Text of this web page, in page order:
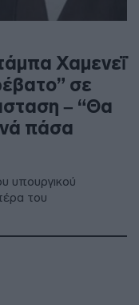
Χαμενεΐ
σε
– “Θα
πάσα
υπουργικού
του